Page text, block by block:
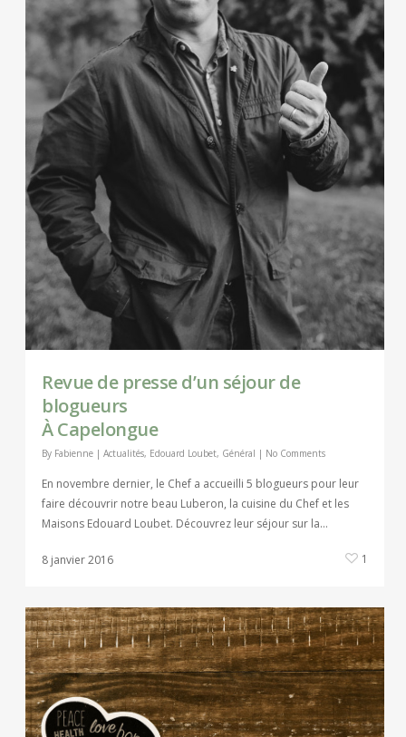
Revue de presse d’un séjour de
blogueurs
À Capelongue
By Fabienne | Actualités, Edouard Loubet, Général | No Comments
En novembre dernier, le Chef a accueilli 5 blogueurs pour leur
faire découvrir notre beau Luberon, la cuisine du Chef et les
Maisons Edouard Loubet. Découvrez leur séjour sur la…
8 janvier 2016 1